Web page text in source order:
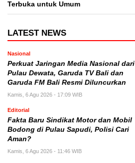
Terbuka untuk Umum
LATEST NEWS
Nasional
Perkuat Jaringan Media Nasional dari
Pulau Dewata, Garuda TV Bali dan
Garuda FM Bali Resmi Diluncurkan
Kamis, 6 Agu 2026 - 17:09 WIB
Editorial
Fakta Baru Sindikat Motor dan Mobil
Bodong di Pulau Sapudi, Polisi Cari
Aman?
Kamis, 6 Agu 2026 - 11:46 WIB